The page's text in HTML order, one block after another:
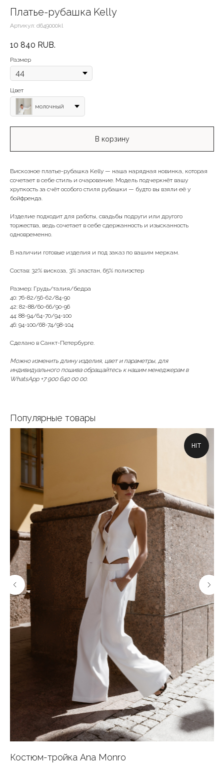
Платье-рубашка Kelly
Артикул: d649000kl
10 840 RUB.
Размер
Цвет
молочный
В корзину
Вискозное платье-рубашка Kelly — наша нарядная новинка, которая
сочетает в себе стиль и очарование. Модель подчеркнёт вашу
хрупкость за счёт особого стиля рубашки — будто вы взяли её у
бойфренда.
Изделие подходит для работы, свадьбы подруги или другого
торжества, ведь сочетает в себе сдержанность и изысканность
одновременно.
В наличии готовые изделия и под заказ по вашим меркам.
Состав: 32% вискоза, 3% эластан, 65% полиэстер
Размер: Грудь/талия/бедра
40: 76-82/56-62/84-90
42: 82-88/60-66/90-96
44: 88-94/64-70/94-100
46: 94-100/68-74/98-104
Сделано в Санкт-Петербурге.
Можно изменить длину изделия, цвет и параметры, для
индивидуального пошива обращайтесь к нашим менеджерам в
WhatsApp +7 900 640 00 00.
Популярные товары
HIT
Костюм-тройка Ana Monro